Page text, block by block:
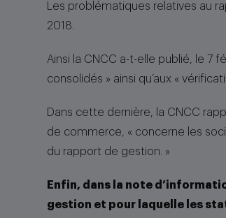
Les problématiques relatives au
2018.
Ainsi la CNCC a-t-elle publié, le 7
consolidés » ainsi qu’aux «
Dans cette dernière, la CNCC
de commerce, « concerne les
du rapport de gestion. »
Enfin, dans la note
gestion et pour laquelle les